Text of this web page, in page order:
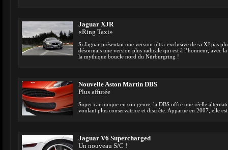
Jaguar XJR
«Ring Taxi»
Si Jaguar présentait une version ultra-exclusive de sa XJ pas
désormais une version plus radicale qui est à l’honneur, avec
la mythique boucle nord du Nürburgring !
Nouvelle Aston Martin DBS
Plus affutée
Super car unique en son genre, la DBS offre une réelle
voulant plus conservatrice et discrète. Apparue en 2007, elle
Jaguar V6 Supercharged
Un nouveau S/C !